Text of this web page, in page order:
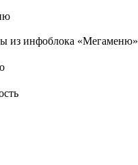
из инфоблока «Мегаменю»